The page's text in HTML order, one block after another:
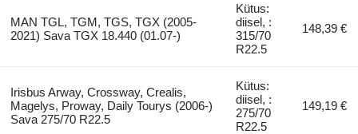
MAN TGL, TGM, TGS, TGX (2005-
2021) Sava TGX 18.440 (01.07-)
Kütus:
diisel, :
315/70
R22.5
148,39 €
Irisbus Arway, Crossway, Crealis,
Magelys, Proway, Daily Tourys (2006-)
Sava 275/70 R22.5
Kütus:
diisel, :
275/70
R22.5
149,19 €